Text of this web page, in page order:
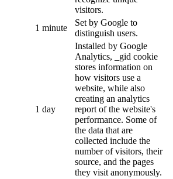
visitors.
1 minute
Set by Google to
distinguish users.
1 day
Installed by Google
Analytics, _gid cookie
stores information on
how visitors use a
website, while also
creating an analytics
report of the website's
performance. Some of
the data that are
collected include the
number of visitors, their
source, and the pages
they visit anonymously.